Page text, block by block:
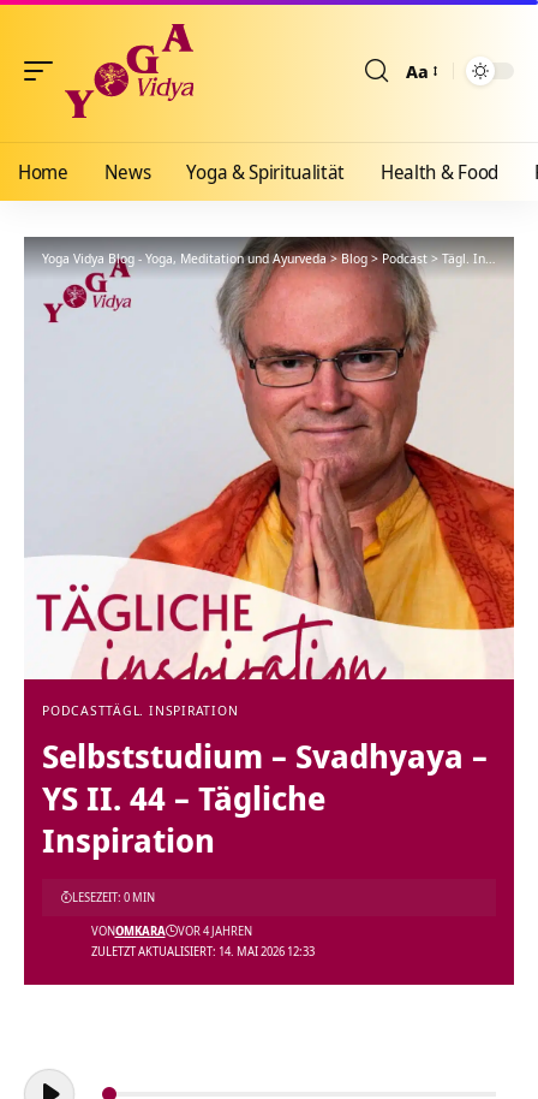
Aa
Home News Yoga & Spiritualität Health & Food
Yoga Vidya Blog - Yoga, Meditation und Ayurveda>Blog>Podcast>Tägl. Inspiration
PODCASTTÄGL. INSPIRATION
Selbststudium – Svadhyaya –
YS II. 44 – Tägliche
Inspiration
ZULETZT AKTUALISIERT: 14. MAI 2026 12:33
VONOMKARA VOR 4 JAHREN
LESEZEIT: 0 MIN
Audio-